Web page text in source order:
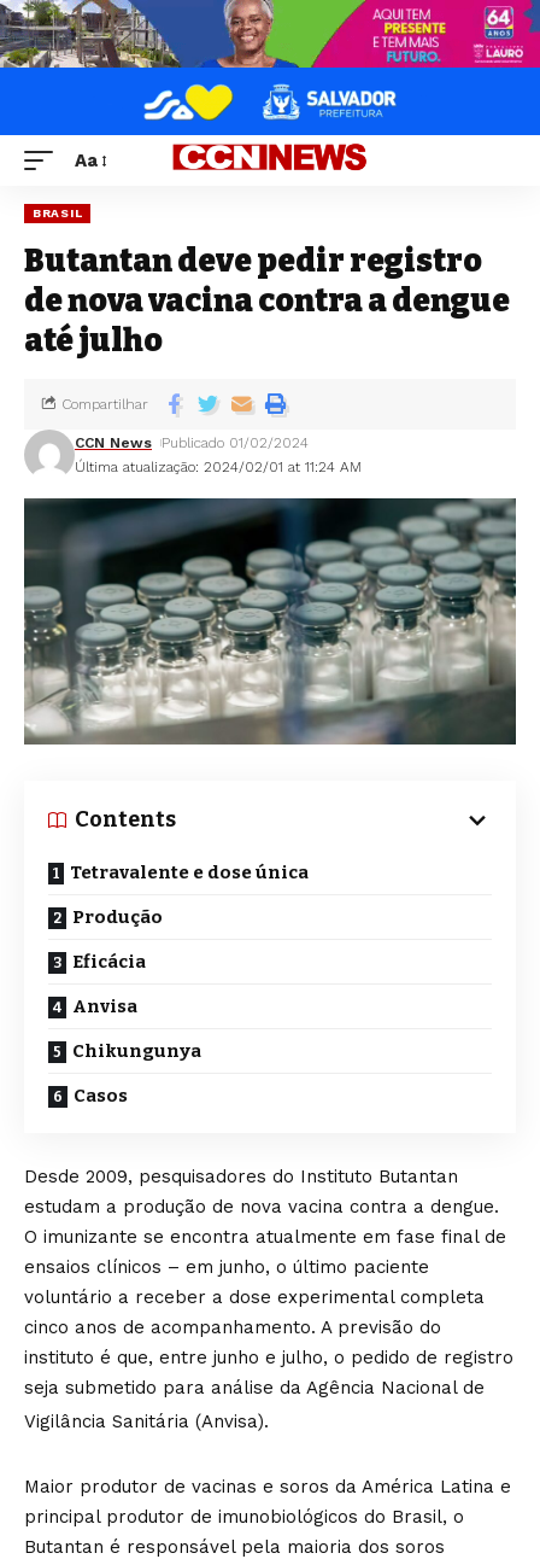
Aa
BRASIL
Butantan deve pedir registro
de nova vacina contra a dengue
até julho
Última atualização: 2024/02/01 at 11:24 AM
CCN News Publicado 01/02/2024
Compartilhar
Contents
Tetravalente e dose única
Produção
Eficácia
Anvisa
Chikungunya
Casos
Desde 2009, pesquisadores do Instituto Butantan
estudam a produção de nova vacina contra a dengue.
O imunizante se encontra atualmente em fase final de
ensaios clínicos – em junho, o último paciente
voluntário a receber a dose experimental completa
cinco anos de acompanhamento. A previsão do
instituto é que, entre junho e julho, o pedido de registro
seja submetido para análise da Agência Nacional de
Vigilância Sanitária (Anvisa).
Maior produtor de vacinas e soros da América Latina e
principal produtor de imunobiológicos do Brasil, o
Butantan é responsável pela maioria dos soros